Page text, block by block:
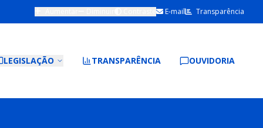
E-mail Transparência
LEGISLAÇÃO TRANSPARÊNCIA OUVIDORIA